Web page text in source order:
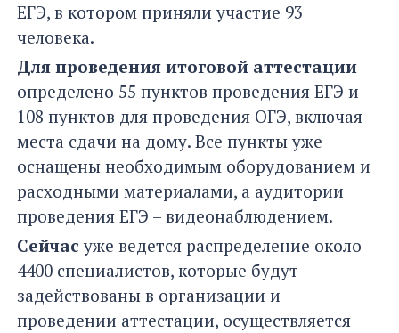
ЕГЭ, в котором приняли участие 93
человека.
Для проведения итоговой аттестации
определено 55 пунктов проведения ЕГЭ и
108 пунктов для проведения ОГЭ, включая
места сдачи на дому. Все пункты уже
оснащены необходимым оборудованием и
расходными материалами, а аудитории
проведения ЕГЭ – видеонаблюдением.
Сейчасуже ведется распределение около
4400 специалистов, которые будут
задействованы в организации и
проведении аттестации, осуществляется